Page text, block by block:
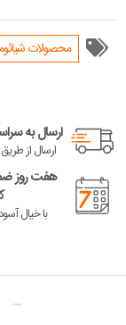
محصولات
ارسال به
ارسال از
هفت روز
با خیال